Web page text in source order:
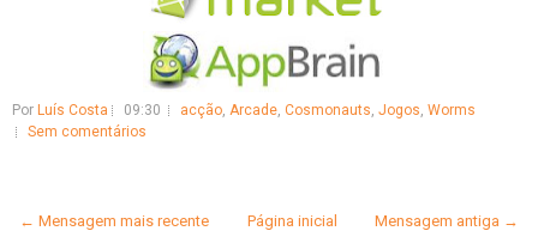
Por Luís Costa 09:30 acção, Arcade, Cosmonauts, Jogos, Worms
Sem comentários
← Mensagem mais recente Mensagem antiga →
Página inicial